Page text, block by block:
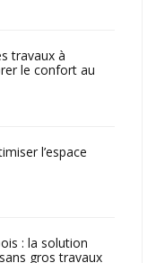
travaux à
le confort au
l’espace
: la solution
gros travaux